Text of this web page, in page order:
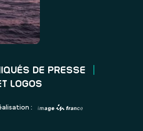
DE PRESSE
LOGOS
: